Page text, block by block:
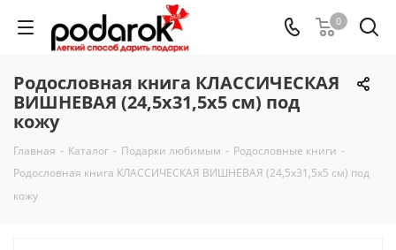
0
Родословная книга КЛАССИЧЕСКАЯ
ВИШНЕВАЯ (24,5х31,5х5 см) под
кожу
Главная - Каталог - Подарки любимым - Родословные книги -
Родословная книга КЛАССИЧЕСКАЯ ВИШНЕВАЯ (24,5х31,5х5 см) под
кожу